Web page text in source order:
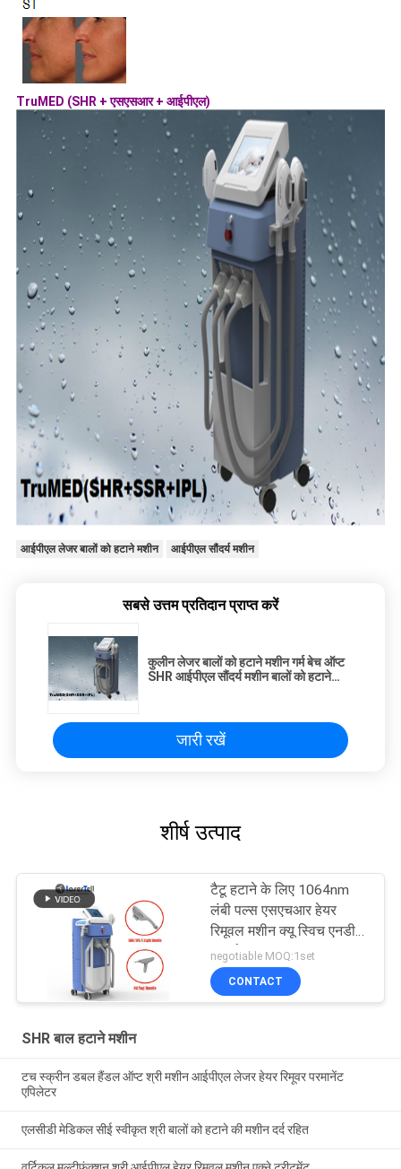
TruMED (SHR + एसएसआर + आईपीएल)
आईपीएल लेजर बालों को हटाने मशीन आईपीएल सौंदर्य मशीन
सबसे उत्तम प्रतिदान प्राप्त करें
कुलीन लेजर बालों को हटाने मशीन गर्म बेच ऑप्ट
SHR आईपीएल सौंदर्य मशीन बालों को हटाने
जारी रखें
शीर्ष उत्पाद
टैटू हटाने के लिए 1064nm
लंबी पल्स एसएचआर हेयर
रिमूवल मशीन क्यू स्विच एनडी
याग लेजर
negotiable MOQ:1set
CONTACT
SHR बाल हटाने मशीन
टच स्क्रीन डबल हैंडल ऑप्ट श्री मशीन आईपीएल लेजर हेयर रिमूवर परमानेंट
एपिलेटर
एलसीडी मेडिकल सीई स्वीकृत श्री बालों को हटाने की मशीन दर्द रहित